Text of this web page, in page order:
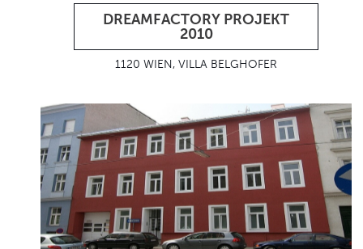
DREAMFACTORY PROJEKT
2010
1120 WIEN, VILLA BELGHOFER